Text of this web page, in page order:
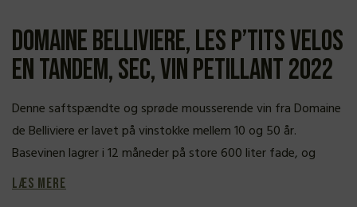
Domaine Belliviere, Les P’tits Velos
en Tandem, Sec, Vin Petillant 2022
Denne saftspændte og sprøde mousserende vin fra Domaine
de Belliviere er lavet på vinstokke mellem 10 og 50 år.
Basevinen lagrer i 12 måneder på store 600 liter fade, og
Læs mere